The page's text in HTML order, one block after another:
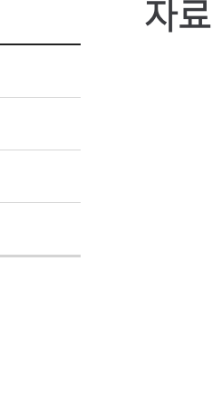
자